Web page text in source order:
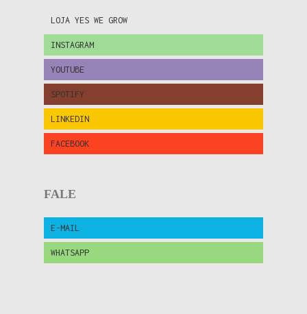
LOJA YES WE GROW
INSTAGRAM
YOUTUBE
SPOTIFY
LINKEDIN
FACEBOOK
FALE
E-MAIL
WHATSAPP